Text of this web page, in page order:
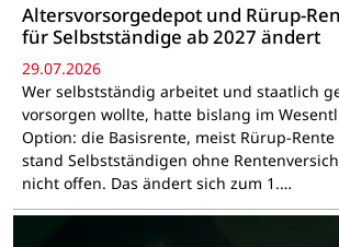
Altersvorsorgedepot und Rürup-
für Selbstständige ab 2027 ändert
29.07.2026
Wer selbstständig arbeitet und staatlich
vorsorgen wollte, hatte bislang im
Option: die Basisrente, meist Rürup-
stand Selbstständigen ohne
nicht offen. Das ändert sich zum 1.…